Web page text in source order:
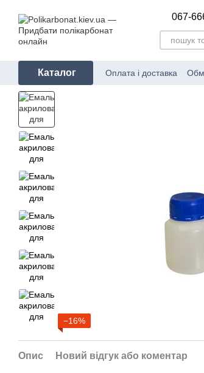
067-
Каталог Оплата і доставка
−16%
Опис Новий відгук або коментар